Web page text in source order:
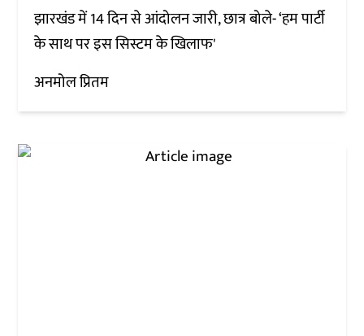
झारखंड में 14 दिन से आंदोलन जारी, छात्र बोले- ‘हम पार्टी
के साथ पर इस सिस्टम के खिलाफ'
अनमोल प्रितम